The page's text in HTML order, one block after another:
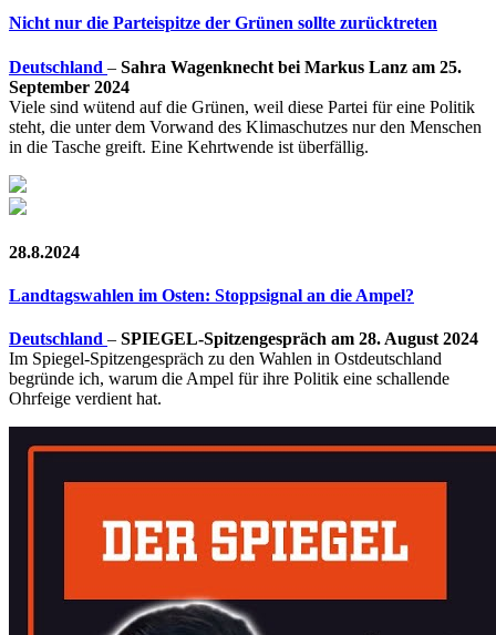
Nicht nur die Parteispitze der Grünen sollte zurücktreten
Deutschland – Sahra Wagenknecht bei Markus Lanz am 25.
September 2024
Viele sind wütend auf die Grünen, weil diese Partei für eine Politik
steht, die unter dem Vorwand des Klimaschutzes nur den Menschen
in die Tasche greift. Eine Kehrtwende ist überfällig.
28.8.2024
Landtagswahlen im Osten: Stoppsignal an die Ampel?
Deutschland – SPIEGEL-Spitzengespräch am 28. August 2024
Im Spiegel-Spitzengespräch zu den Wahlen in Ostdeutschland
begründe ich, warum die Ampel für ihre Politik eine schallende
Ohrfeige verdient hat.